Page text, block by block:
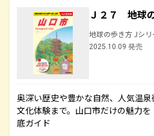
Ｊ２７ 地球
地球の歩き方 Jシリ
2025.10.09 発売
奥深い歴史や豊かな自然、人気温
文化体験まで。山口市だけの魅力
底ガイド